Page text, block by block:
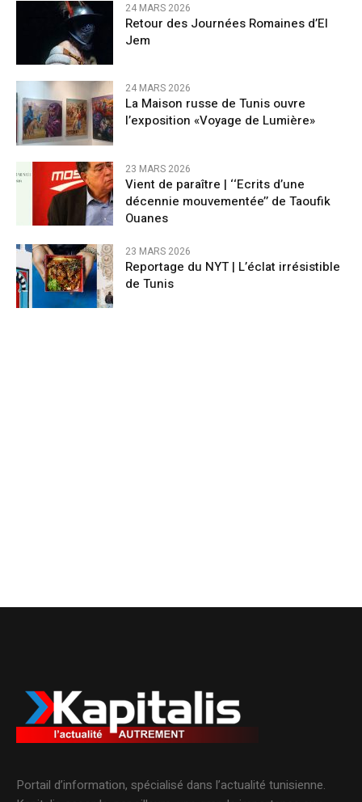
24 MARS 2026
Retour des Journées Romaines d’El
Jem
24 MARS 2026
La Maison russe de Tunis ouvre
l’exposition «Voyage de Lumière»
23 MARS 2026
Vient de paraître | ‘‘Ecrits d’une
décennie mouvementée’’ de Taoufik
Ouanes
23 MARS 2026
Reportage du NYT | L’éclat irrésistible
de Tunis
Portail d’information, spécialisé dans l’actualité tunisienne.